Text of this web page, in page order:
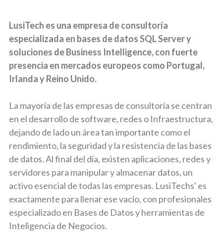
LusiTech es una empresa de consultoría
especializada en bases de datos SQL Server y
soluciones de Business Intelligence, con fuerte
presencia en mercados europeos como Portugal,
Irlanda y Reino Unido.
La mayoría de las empresas de consultoría se centran
en el desarrollo de software, redes o Infraestructura,
dejando de lado un área tan importante como el
rendimiento, la seguridad y la resistencia de las bases
de datos. Al final del día, existen aplicaciones, redes y
servidores para manipular y almacenar datos, un
activo esencial de todas las empresas. LusiTechs' es
exactamente para llenar ese vacío, con profesionales
especializado en Bases de Datos y herramientas de
Inteligencia de Negocios.